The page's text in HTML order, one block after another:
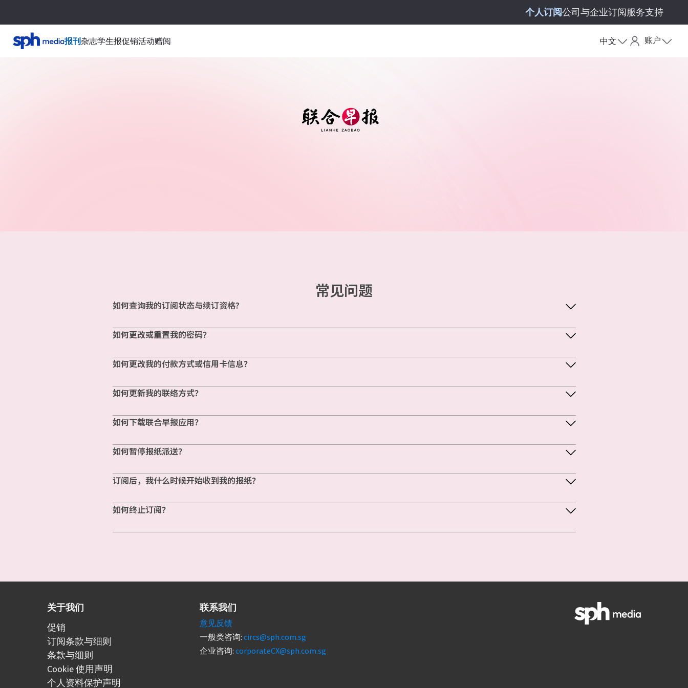
个人订阅公司与企业订阅服务支持
报刊杂志学生报促销活动赠阅 中文 账户
常见问题
如何查询我的订阅状态与续订资格?
如何更改或重置我的密码？
如何更改我的付款方式或信用卡信息？
如何更新我的联络方式？
如何下载联合早报应用？
如何暂停报纸派送？
订阅后，我什么时候开始收到我的报纸？
如何终止订阅？
关于我们
促销
订阅条款与细则
条款与细则
Cookie 使用声明
个人资料保护声明
联系我们
意见反馈
一般类咨询: circs@sph.com.sg
企业咨询: corporateCX@sph.com.sg